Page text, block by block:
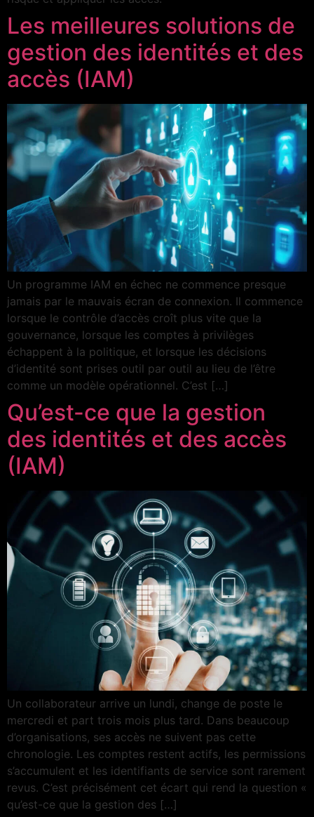
Les meilleures solutions de
gestion des identités et des
accès (IAM)
Un programme IAM en échec ne commence presque
jamais par le mauvais écran de connexion. Il commence
lorsque le contrôle d’accès croît plus vite que la
gouvernance, lorsque les comptes à privilèges
échappent à la politique, et lorsque les décisions
d’identité sont prises outil par outil au lieu de l’être
comme un modèle opérationnel. C’est […]
Qu’est-ce que la gestion
des identités et des accès
(IAM)
Un collaborateur arrive un lundi, change de poste le
mercredi et part trois mois plus tard. Dans beaucoup
d’organisations, ses accès ne suivent pas cette
chronologie. Les comptes restent actifs, les permissions
s’accumulent et les identifiants de service sont rarement
revus. C’est précisément cet écart qui rend la question «
qu’est-ce que la gestion des […]